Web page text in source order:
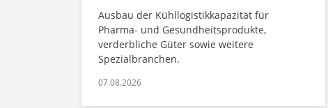
Ausbau der Kühllogistikkapazität für
Pharma- und Gesundheitsprodukte,
verderbliche Güter sowie weitere
Spezialbranchen.
07.08.2026